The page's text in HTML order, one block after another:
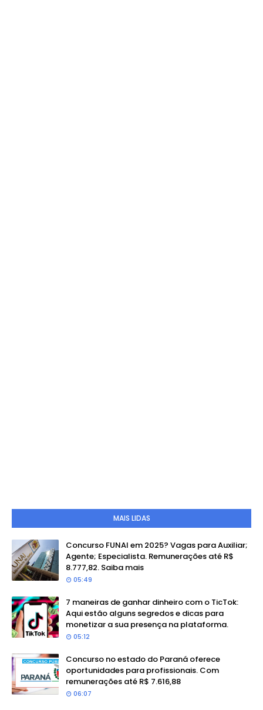
MAIS LIDAS
Concurso FUNAI em 2025? Vagas para Auxiliar;
Agente; Especialista. Remunerações até R$
8.777,82. Saiba mais
05:49
7 maneiras de ganhar dinheiro com o TicTok:
Aqui estão alguns segredos e dicas para
monetizar a sua presença na plataforma.
05:12
Concurso no estado do Paraná oferece
oportunidades para profissionais. Com
remunerações até R$ 7.616,88
06:07